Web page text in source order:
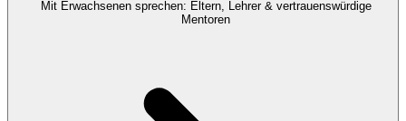
Mit Erwachsenen sprechen: Eltern, Lehrer & vertrauenswürdige
Mentoren